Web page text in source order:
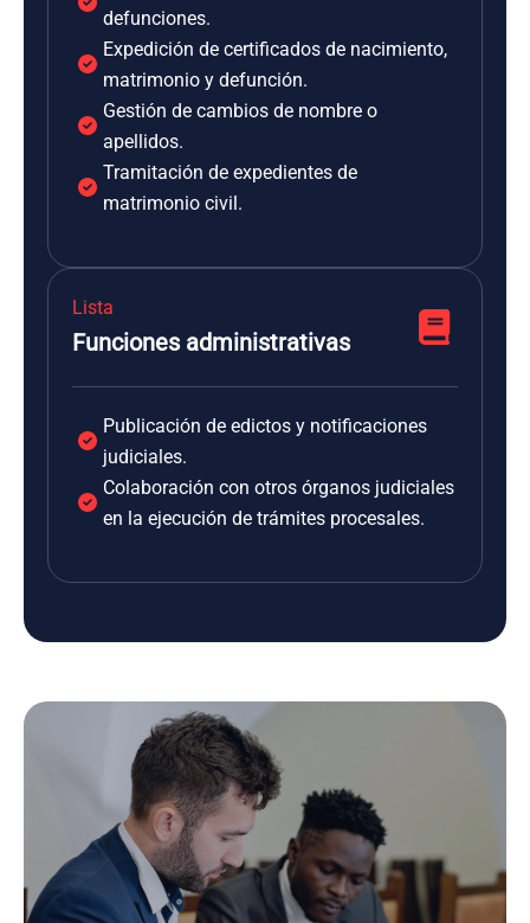
defunciones.
Expedición de certificados de nacimiento,
matrimonio y defunción.
Gestión de cambios de nombre o
apellidos.
Tramitación de expedientes de
matrimonio civil.
Lista
Funciones administrativas
Publicación de edictos y notificaciones
judiciales.
Colaboración con otros órganos judiciales
en la ejecución de trámites procesales.